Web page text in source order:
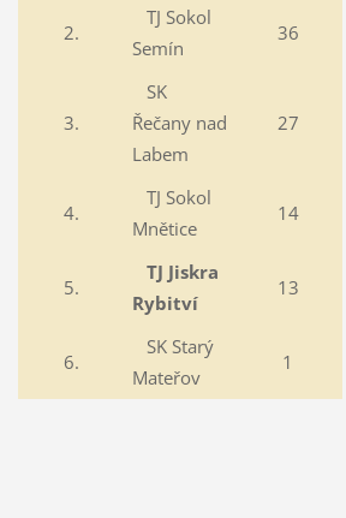
2.
TJ Sokol
Semín
36
3.
SK
Řečany nad
Labem
27
4.
TJ Sokol
Mnětice
14
5.
TJ Jiskra
Rybitví
13
6.
SK Starý
Mateřov
1